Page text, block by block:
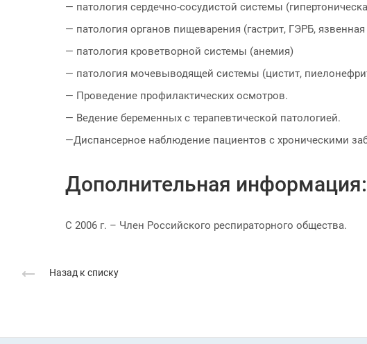
— патология сердечно-сосудистой системы
— патология органов пищеварения (гастрит, ГЭРБ,
— патология кроветворной системы (анемия)
— патология мочевыводящей системы (цистит,
— Проведение профилактических осмотров.
— Ведение беременных с терапевтической патологией.
—Диспансерное наблюдение пациентов с хроническими
Дополнительная информация:
С 2006 г. – Член Российского респираторного общества.
Назад к списку